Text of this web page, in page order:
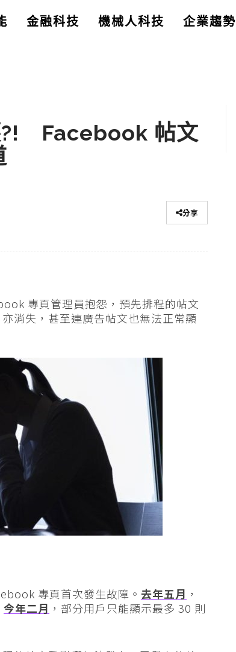
金融科技 機械人科技 企業趨勢
?! Facebook 帖文
分享
專頁管理員抱怨，預先排程的帖文
消失，甚至連廣告帖文也無法正常顯
專頁首次發生故障。 去年五月 ，
今年二月 ，部分用戶只能顯示最多 30 則